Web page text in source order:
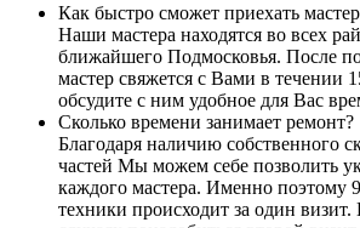
Как быстро сможет приехать
Наши мастера находятся во всех
ближайшего Подмосковья. После
мастер свяжется с Вами в течении
обсудите с ним удобное для Вас
Сколько времени занимает ремонт?
Благодаря наличию собственного
частей Мы можем себе позволить
каждого мастера. Именно поэтому
техники происходит за один визит.